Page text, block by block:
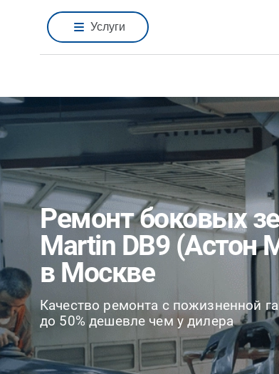
Услуги
Ремонт боковых
Martin DB9 (Астон
в Москве
Качество ремонта с пожизненной
до 50% дешевле чем у дилера